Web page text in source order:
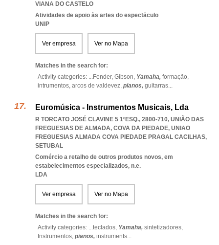
VIANA DO CASTELO
Atividades de apoio às artes do espectáculo
UNIP
Ver empresa Ver no Mapa
Matches in the search for:
Activity categories: ...Fender, Gibson, Yamaha, formação,
intrumentos, arcos de valdevez, pianos, guitarras...
Euromúsica - Instrumentos Musicais, Lda
R TORCATO JOSÉ CLAVINE 5 1ºESQ., 2800-710, UNIÃO DAS
FREGUESIAS DE ALMADA, COVA DA PIEDADE, UNIAO
FREGUESIAS ALMADA COVA PIEDADE PRAGAL CACILHAS,
SETUBAL
Comércio a retalho de outros produtos novos, em
estabelecimentos especializados, n.e.
LDA
Ver empresa Ver no Mapa
Matches in the search for:
Activity categories: ...teclados, Yamaha, sintetizadores,
Instrumentos, pianos, instruments...